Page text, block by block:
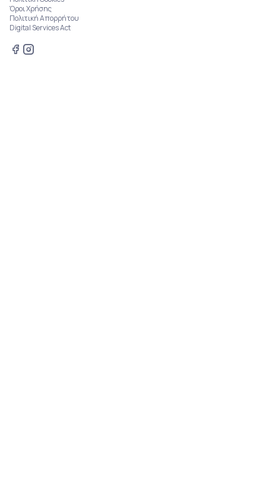
Όροι Χρήσης
Πολιτική Απορρήτου
Digital Services Act